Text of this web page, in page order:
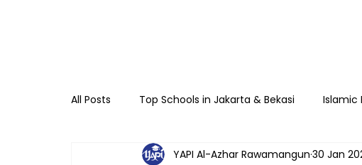
All Posts Top Schools in Jakarta & Bekasi Islamic
TKIA 13 Rawamangun SDIA 13 Rawamangun
YAPI Al-Azhar Rawamangun 30 Jan